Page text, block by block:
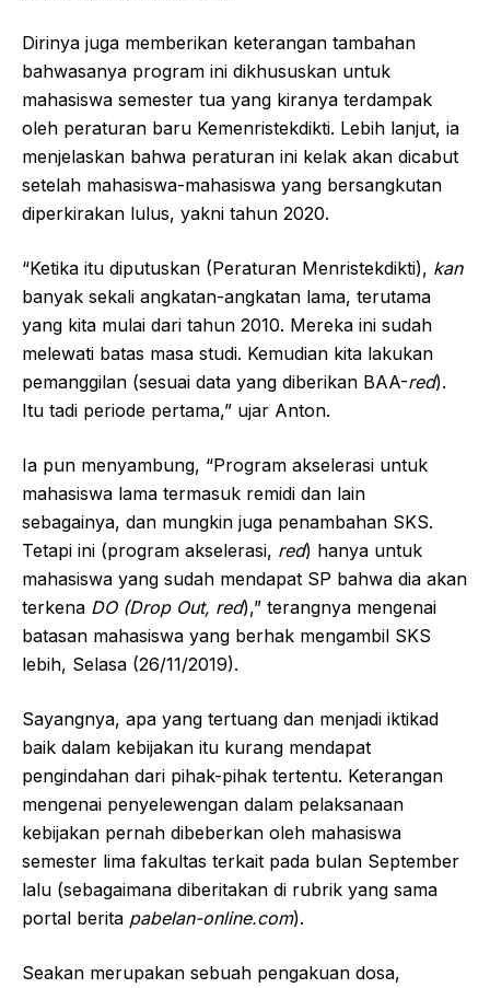
Dirinya juga memberikan keterangan tambahan
bahwasanya program ini dikhususkan untuk
mahasiswa semester tua yang kiranya terdampak
oleh peraturan baru Kemenristekdikti. Lebih lanjut, ia
menjelaskan bahwa peraturan ini kelak akan dicabut
setelah mahasiswa-mahasiswa yang bersangkutan
diperkirakan lulus, yakni tahun 2020.
“Ketika itu diputuskan (Peraturan Menristekdikti), kan
banyak sekali angkatan-angkatan lama, terutama
yang kita mulai dari tahun 2010. Mereka ini sudah
melewati batas masa studi. Kemudian kita lakukan
pemanggilan (sesuai data yang diberikan BAA-red).
Itu tadi periode pertama,” ujar Anton.
Ia pun menyambung, “Program akselerasi untuk
mahasiswa lama termasuk remidi dan lain
sebagainya, dan mungkin juga penambahan SKS.
Tetapi ini (program akselerasi, red) hanya untuk
mahasiswa yang sudah mendapat SP bahwa dia akan
terkena DO (Drop Out, red),” terangnya mengenai
batasan mahasiswa yang berhak mengambil SKS
lebih, Selasa (26/11/2019).
Sayangnya, apa yang tertuang dan menjadi iktikad
baik dalam kebijakan itu kurang mendapat
pengindahan dari pihak-pihak tertentu. Keterangan
mengenai penyelewengan dalam pelaksanaan
kebijakan pernah dibeberkan oleh mahasiswa
semester lima fakultas terkait pada bulan September
lalu (sebagaimana diberitakan di rubrik yang sama
portal berita pabelan-online.com).
Seakan merupakan sebuah pengakuan dosa,